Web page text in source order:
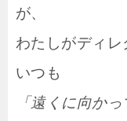
が、
わたしがディ
いつも
「遠くに向か